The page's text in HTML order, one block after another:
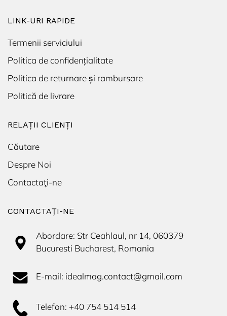
LINK-URI RAPIDE
Termenii serviciului
Politica de confidențialitate
Politica de returnare și rambursare
Politică de livrare
RELAȚII CLIENȚI
Căutare
Despre Noi
Contactaţi-ne
CONTACTAŢI-NE
Abordare: Str Ceahlaul, nr 14, 060379
Bucuresti Bucharest, Romania
E-mail: idealmag.contact@gmail.com
Telefon: +40 754 514 514